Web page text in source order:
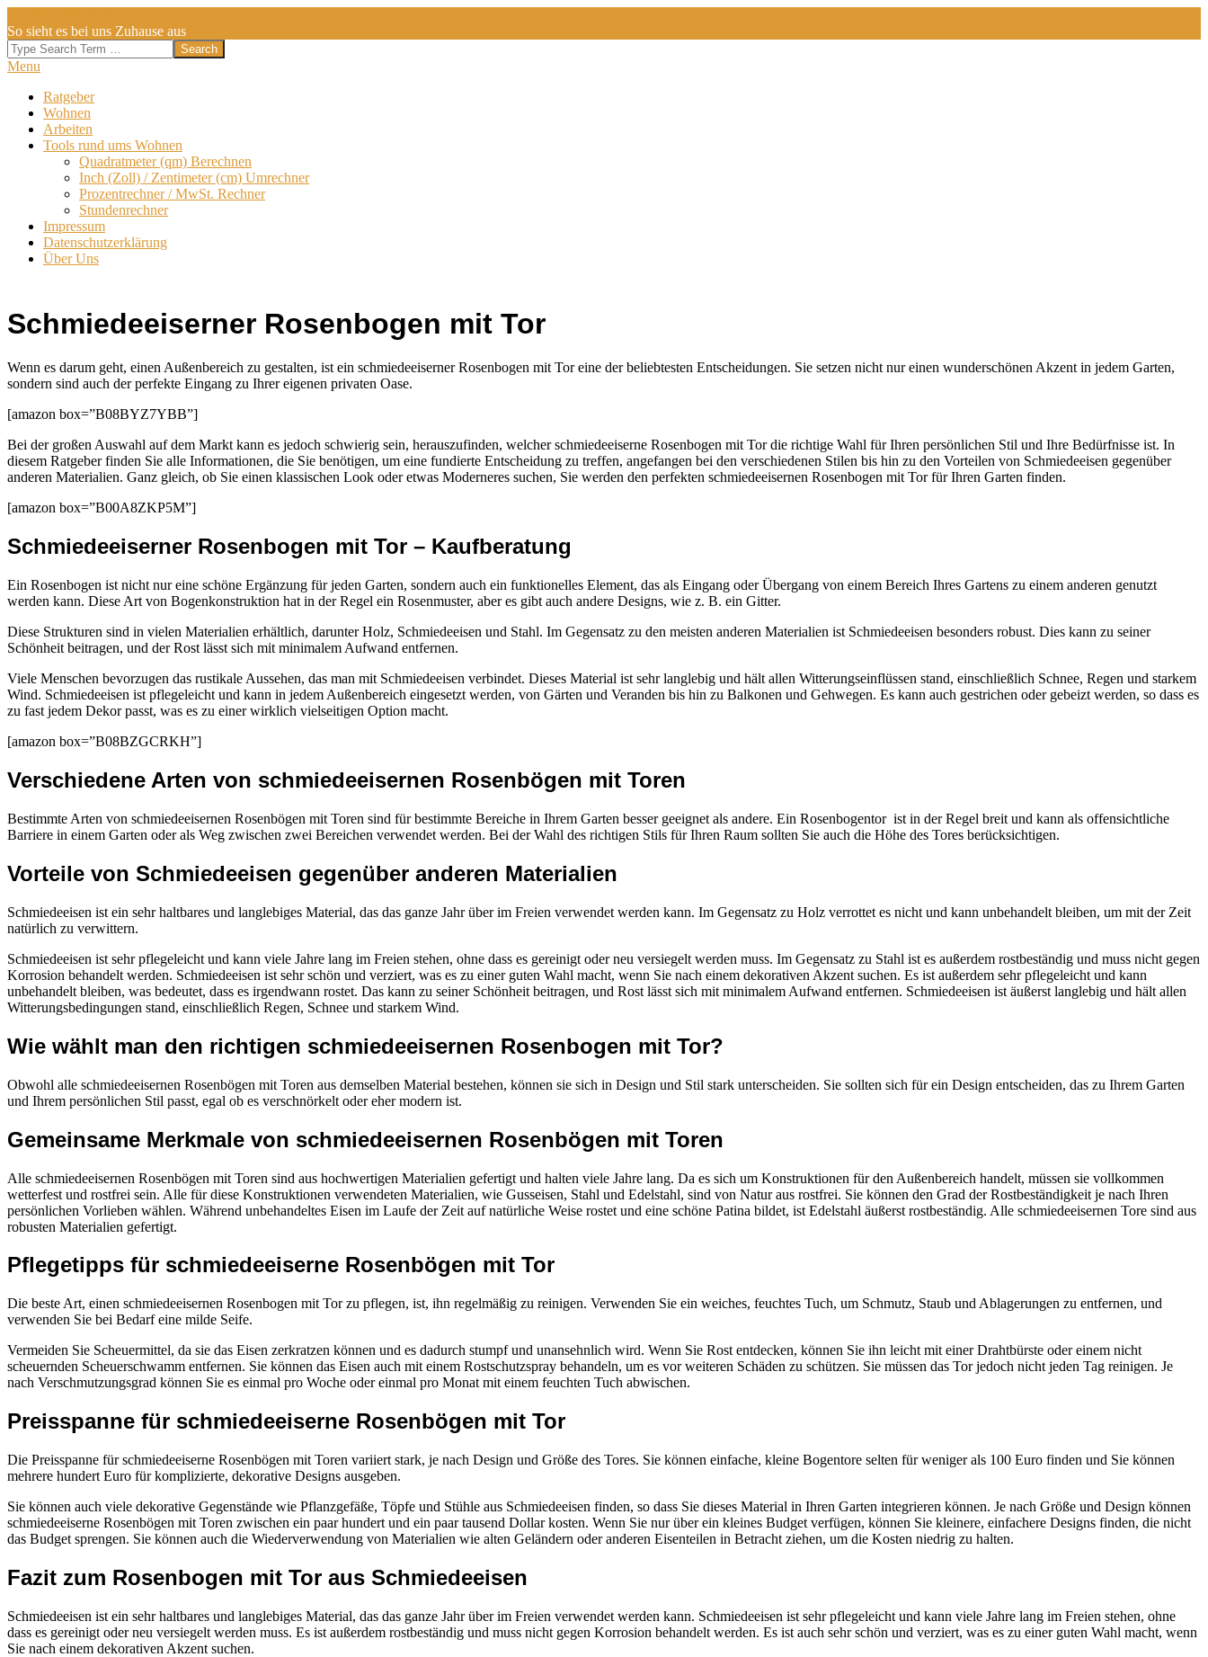
to
content
So sieht es bei uns Zuhause aus
Search
Secondary
Menu
Menu
Ratgeber
Wohnen
Arbeiten
Tools rund ums Wohnen
Quadratmeter (qm) Berechnen
Inch (Zoll) / Zentimeter (cm) Umrechner
Prozentrechner / MwSt. Rechner
Stundenrechner
Impressum
Datenschutzerklärung
Über Uns
Schmiedeeiserner Rosenbogen mit Tor
Wenn es darum geht, einen Außenbereich zu gestalten, ist ein schmiedeeiserner Rosenbogen mit Tor eine der beliebtesten Entscheidungen. Sie setzen nicht nur einen wunderschönen Akzent in jedem Garten,
sondern sind auch der perfekte Eingang zu Ihrer eigenen privaten Oase.
[amazon box=”B08BYZ7YBB”]
Bei der großen Auswahl auf dem Markt kann es jedoch schwierig sein, herauszufinden, welcher schmiedeeiserne Rosenbogen mit Tor die richtige Wahl für Ihren persönlichen Stil und Ihre Bedürfnisse ist. In
diesem Ratgeber finden Sie alle Informationen, die Sie benötigen, um eine fundierte Entscheidung zu treffen, angefangen bei den verschiedenen Stilen bis hin zu den Vorteilen von Schmiedeeisen gegenüber
anderen Materialien. Ganz gleich, ob Sie einen klassischen Look oder etwas Moderneres suchen, Sie werden den perfekten schmiedeeisernen Rosenbogen mit Tor für Ihren Garten finden.
[amazon box=”B00A8ZKP5M”]
Schmiedeeiserner Rosenbogen mit Tor – Kaufberatung
Ein Rosenbogen ist nicht nur eine schöne Ergänzung für jeden Garten, sondern auch ein funktionelles Element, das als Eingang oder Übergang von einem Bereich Ihres Gartens zu einem anderen genutzt
werden kann. Diese Art von Bogenkonstruktion hat in der Regel ein Rosenmuster, aber es gibt auch andere Designs, wie z. B. ein Gitter.
Diese Strukturen sind in vielen Materialien erhältlich, darunter Holz, Schmiedeeisen und Stahl. Im Gegensatz zu den meisten anderen Materialien ist Schmiedeeisen besonders robust. Dies kann zu seiner
Schönheit beitragen, und der Rost lässt sich mit minimalem Aufwand entfernen.
Viele Menschen bevorzugen das rustikale Aussehen, das man mit Schmiedeeisen verbindet. Dieses Material ist sehr langlebig und hält allen Witterungseinflüssen stand, einschließlich Schnee, Regen und starkem
Wind. Schmiedeeisen ist pflegeleicht und kann in jedem Außenbereich eingesetzt werden, von Gärten und Veranden bis hin zu Balkonen und Gehwegen. Es kann auch gestrichen oder gebeizt werden, so dass es
zu fast jedem Dekor passt, was es zu einer wirklich vielseitigen Option macht.
[amazon box=”B08BZGCRKH”]
Verschiedene Arten von schmiedeeisernen Rosenbögen mit Toren
Bestimmte Arten von schmiedeeisernen Rosenbögen mit Toren sind für bestimmte Bereiche in Ihrem Garten besser geeignet als andere. Ein Rosenbogentor ist in der Regel breit und kann als offensichtliche
Barriere in einem Garten oder als Weg zwischen zwei Bereichen verwendet werden. Bei der Wahl des richtigen Stils für Ihren Raum sollten Sie auch die Höhe des Tores berücksichtigen.
Vorteile von Schmiedeeisen gegenüber anderen Materialien
Schmiedeeisen ist ein sehr haltbares und langlebiges Material, das das ganze Jahr über im Freien verwendet werden kann. Im Gegensatz zu Holz verrottet es nicht und kann unbehandelt bleiben, um mit der Zeit
natürlich zu verwittern.
Schmiedeeisen ist sehr pflegeleicht und kann viele Jahre lang im Freien stehen, ohne dass es gereinigt oder neu versiegelt werden muss. Im Gegensatz zu Stahl ist es außerdem rostbeständig und muss nicht gegen
Korrosion behandelt werden. Schmiedeeisen ist sehr schön und verziert, was es zu einer guten Wahl macht, wenn Sie nach einem dekorativen Akzent suchen. Es ist außerdem sehr pflegeleicht und kann
unbehandelt bleiben, was bedeutet, dass es irgendwann rostet. Das kann zu seiner Schönheit beitragen, und Rost lässt sich mit minimalem Aufwand entfernen. Schmiedeeisen ist äußerst langlebig und hält allen
Witterungsbedingungen stand, einschließlich Regen, Schnee und starkem Wind.
Wie wählt man den richtigen schmiedeeisernen Rosenbogen mit Tor?
Obwohl alle schmiedeeisernen Rosenbögen mit Toren aus demselben Material bestehen, können sie sich in Design und Stil stark unterscheiden. Sie sollten sich für ein Design entscheiden, das zu Ihrem Garten
und Ihrem persönlichen Stil passt, egal ob es verschnörkelt oder eher modern ist.
Gemeinsame Merkmale von schmiedeeisernen Rosenbögen mit Toren
Alle schmiedeeisernen Rosenbögen mit Toren sind aus hochwertigen Materialien gefertigt und halten viele Jahre lang. Da es sich um Konstruktionen für den Außenbereich handelt, müssen sie vollkommen
wetterfest und rostfrei sein. Alle für diese Konstruktionen verwendeten Materialien, wie Gusseisen, Stahl und Edelstahl, sind von Natur aus rostfrei. Sie können den Grad der Rostbeständigkeit je nach Ihren
persönlichen Vorlieben wählen. Während unbehandeltes Eisen im Laufe der Zeit auf natürliche Weise rostet und eine schöne Patina bildet, ist Edelstahl äußerst rostbeständig. Alle schmiedeeisernen Tore sind aus
robusten Materialien gefertigt.
Pflegetipps für schmiedeeiserne Rosenbögen mit Tor
Die beste Art, einen schmiedeeisernen Rosenbogen mit Tor zu pflegen, ist, ihn regelmäßig zu reinigen. Verwenden Sie ein weiches, feuchtes Tuch, um Schmutz, Staub und Ablagerungen zu entfernen, und
verwenden Sie bei Bedarf eine milde Seife.
Vermeiden Sie Scheuermittel, da sie das Eisen zerkratzen können und es dadurch stumpf und unansehnlich wird. Wenn Sie Rost entdecken, können Sie ihn leicht mit einer Drahtbürste oder einem nicht
scheuernden Scheuerschwamm entfernen. Sie können das Eisen auch mit einem Rostschutzspray behandeln, um es vor weiteren Schäden zu schützen. Sie müssen das Tor jedoch nicht jeden Tag reinigen. Je
nach Verschmutzungsgrad können Sie es einmal pro Woche oder einmal pro Monat mit einem feuchten Tuch abwischen.
Preisspanne für schmiedeeiserne Rosenbögen mit Tor
Die Preisspanne für schmiedeeiserne Rosenbögen mit Toren variiert stark, je nach Design und Größe des Tores. Sie können einfache, kleine Bogentore selten für weniger als 100 Euro finden und Sie können
mehrere hundert Euro für komplizierte, dekorative Designs ausgeben.
Sie können auch viele dekorative Gegenstände wie Pflanzgefäße, Töpfe und Stühle aus Schmiedeeisen finden, so dass Sie dieses Material in Ihren Garten integrieren können. Je nach Größe und Design können
schmiedeeiserne Rosenbögen mit Toren zwischen ein paar hundert und ein paar tausend Dollar kosten. Wenn Sie nur über ein kleines Budget verfügen, können Sie kleinere, einfachere Designs finden, die nicht
das Budget sprengen. Sie können auch die Wiederverwendung von Materialien wie alten Geländern oder anderen Eisenteilen in Betracht ziehen, um die Kosten niedrig zu halten.
Fazit zum Rosenbogen mit Tor aus Schmiedeeisen
Schmiedeeisen ist ein sehr haltbares und langlebiges Material, das das ganze Jahr über im Freien verwendet werden kann. Schmiedeeisen ist sehr pflegeleicht und kann viele Jahre lang im Freien stehen, ohne
dass es gereinigt oder neu versiegelt werden muss. Es ist außerdem rostbeständig und muss nicht gegen Korrosion behandelt werden. Es ist auch sehr schön und verziert, was es zu einer guten Wahl macht, wenn
Sie nach einem dekorativen Akzent suchen.